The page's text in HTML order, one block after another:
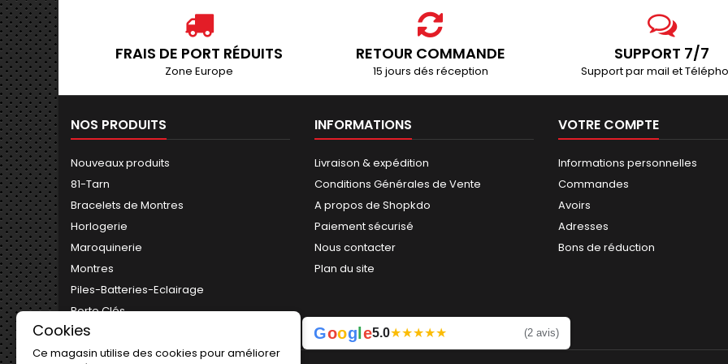
9,90 €
BRACELET DE MONTRE 12MM GOLD EXTRA LONG EN...
8,90 €
9,90 €
BRACELET DE MONTRE 14MM BEIGE DOUBLE TOUR...
1,49 €
2 PILES CR123A LITHIUM PHOTO CR17345 3...
4,90 €
0,99 €
1,90 €
3,90 €
FRAIS DE PORT RÉDUITS
Zone Europe
RETOUR COMMANDE
15 jours dés réception
SUPPORT 7/7
Support par mail et
NOS PRODUITS
Nouveaux produits
81-Tarn
Bracelets de Montres
Horlogerie
Maroquinerie
Montres
Piles-Batteries-Eclairage
Porte Clés
INFORMATIONS
Livraison & expédition
Conditions Générales de Vente
A propos de Shopkdo
Paiement sécurisé
Nous contacter
Plan du site
VOTRE COMPTE
Informations personnelles
Commandes
Avoirs
Adresses
Bons de réduction
Cookies
Ce magasin utilise des cookies pour améliorer
Google5.0★★★★★ (2 avis)